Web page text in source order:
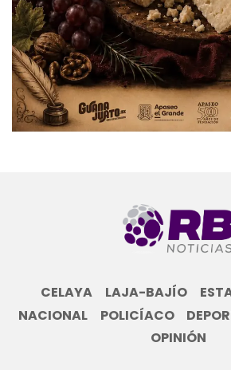
CELAYA LAJA-BAJÍO
NACIONAL
POLICÍACO
OPINIÓN